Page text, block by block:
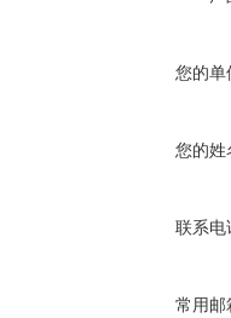
您的单
您的姓
联系电
常用邮